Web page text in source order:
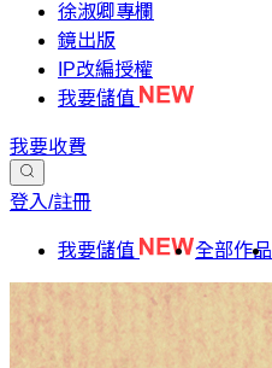
徐淑卿專欄
鏡出版
IP改編授權
我要儲值
我要收費
登入/註冊
我要儲值 全部作品